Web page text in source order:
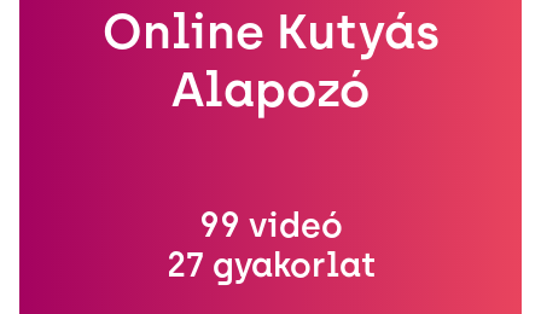
Online Kutyás
Alapozó
99 videó
27 gyakorlat